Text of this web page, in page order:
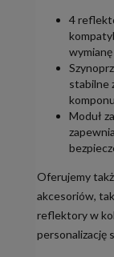
4
stabilne
Moduł
Oferujemy
akcesoriów,
reflektory w
personalizację